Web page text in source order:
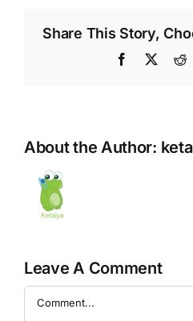
Share This Story,
Facebook
X
About the Author:
Leave A Comment
Comment